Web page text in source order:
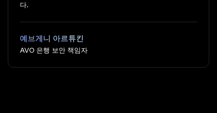
다.
예브게니 아르튜킨
AVO 은행 보안 책임자